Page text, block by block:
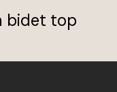
bidet top